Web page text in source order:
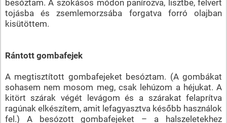
besóztam. A szokásos módon panírozva, lisztbe, felvert
tojásba és zsemlemorzsába forgatva forró olajban
kisütöttem.
Rántott gombafejek
A megtisztított gombafejeket besóztam. (A gombákat
sohasem nem mosom meg, csak lehúzom a héjukat. A
kitört szárak végét levágom és a szárakat felaprítva
ragúnak elkészítem, amit lefagyasztva később használok
fel.) A besózott gombafejeket – a halszeletekhez